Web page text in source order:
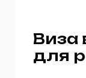
Виза
для